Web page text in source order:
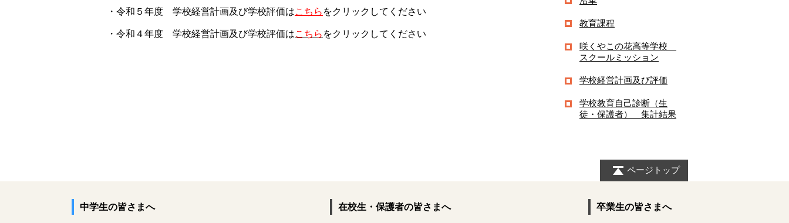
・令和５年度 学校経営計画及び学校評価はこちら をクリックしてください
・令和４年度 学校経営計画及び学校評価はこちら をクリックしてください
教育課程
咲くやこの花高等学校
スクールミッション
学校経営計画及び評価
学校教育自己診断（生
徒・保護者） 集計結果
ページトップ
中学生の皆さまへ 在校生・保護者の皆さまへ 卒業生の皆さまへ